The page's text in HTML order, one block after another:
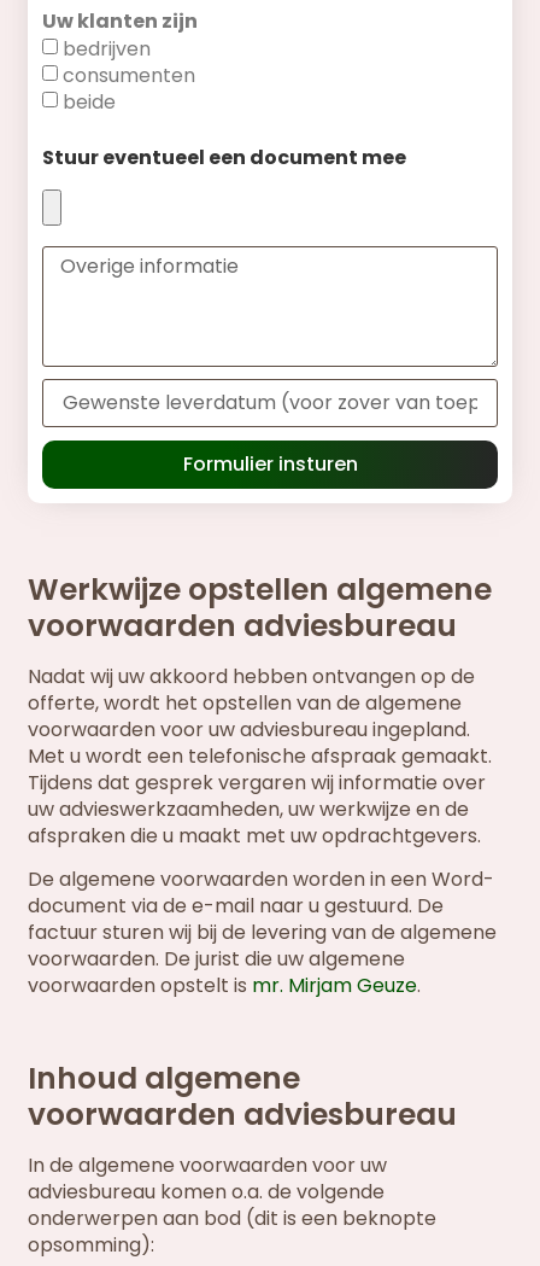
Uw klanten zijn
bedrijven
consumenten
beide
Stuur eventueel een document mee
Formulier insturen
Werkwijze opstellen algemene
voorwaarden adviesbureau
Nadat wij uw akkoord hebben ontvangen op de
offerte, wordt het opstellen van de algemene
voorwaarden voor uw adviesbureau ingepland.
Met u wordt een telefonische afspraak gemaakt.
Tijdens dat gesprek vergaren wij informatie over
uw advieswerkzaamheden, uw werkwijze en de
afspraken die u maakt met uw opdrachtgevers.
De algemene voorwaarden worden in een Word-
document via de e-mail naar u gestuurd. De
factuur sturen wij bij de levering van de algemene
voorwaarden. De jurist die uw algemene
voorwaarden opstelt is mr. Mirjam Geuze.
Inhoud algemene
voorwaarden adviesbureau
In de algemene voorwaarden voor uw
adviesbureau komen o.a. de volgende
onderwerpen aan bod (dit is een beknopte
opsomming):